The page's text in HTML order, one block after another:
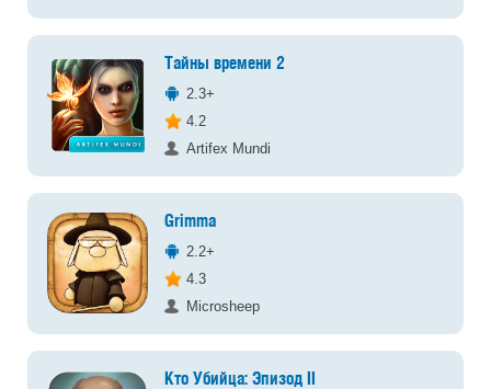
Тайны времени 2
2.3+
4.2
Artifex Mundi
Grimma
2.2+
4.3
Microsheep
Кто Убийца: Эпизод II